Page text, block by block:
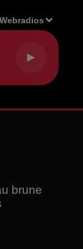
Webradios
brune